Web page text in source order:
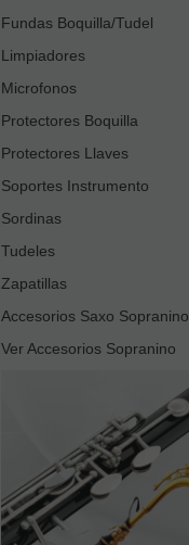
Fundas Boquilla/Tudel
Limpiadores
Microfonos
Protectores Boquilla
Protectores Llaves
Soportes Instrumento
Sordinas
Tudeles
Zapatillas
Accesorios Saxo Sopranino
Ver Accesorios Sopranino